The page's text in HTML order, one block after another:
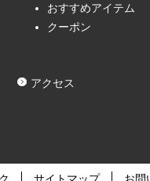
おすすめアイテム
クーポン
アクセス